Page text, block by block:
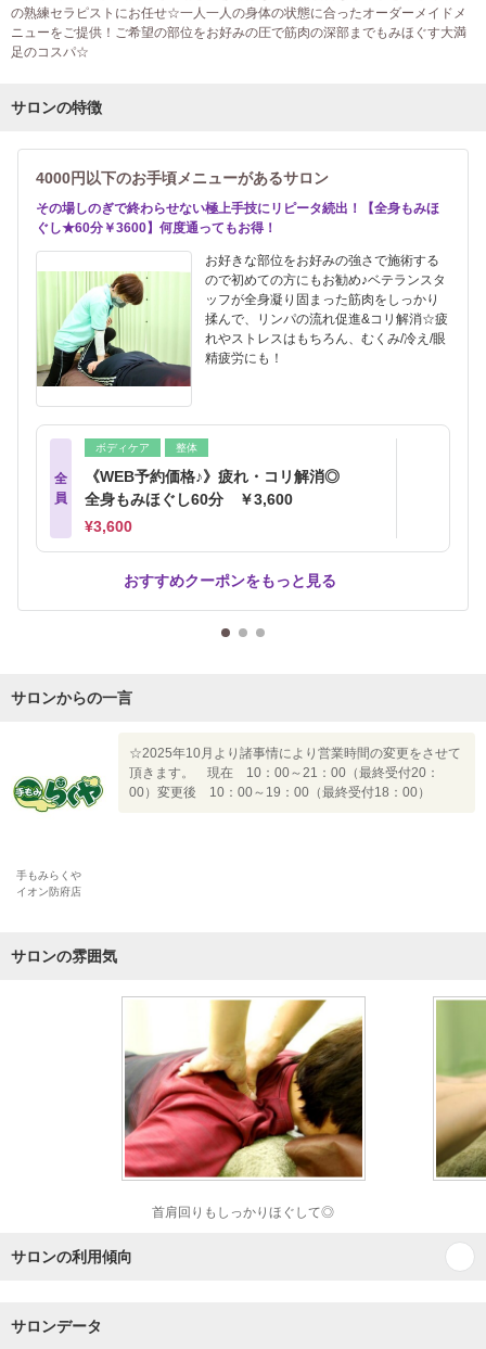
の熟練セラピストにお任せ☆一人一人の身体の状態に合ったオーダーメイドメ
ニューをご提供！ご希望の部位をお好みの圧で筋肉の深部までもみほぐす大満
足のコスパ☆
サロンの特徴
4000円以下のお手頃メニューがあるサロン
その場しのぎで終わらせない極上手技にリピータ続出！【全身もみほ
ぐし★60分￥3600】何度通ってもお得！
お好きな部位をお好みの強さで施術する
ので初めての方にもお勧め♪ベテランスタ
ッフが全身凝り固まった筋肉をしっかり
揉んで、リンパの流れ促進&コリ解消☆疲
れやストレスはもちろん、むくみ/冷え/眼
精疲労にも！
全
員
ボディケア 整体
《WEB予約価格♪》疲れ・コリ解消◎
全身もみほぐし60分 ￥3,600
¥3,600
おすすめクーポンをもっと見る
サロンからの一言
手もみらくや
イオン防府店
☆2025年10月より諸事情により営業時間の変更をさせて
頂きます。 現在 10：00～21：00（最終受付20：
00）変更後 10：00～19：00（最終受付18：00）
サロンの雰囲気
首肩回りもしっかりほぐして◎
サロンの利用傾向
サロンデータ